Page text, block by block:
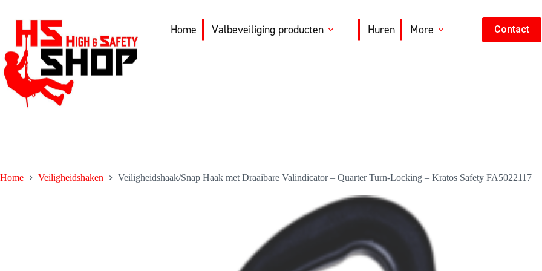
Home Valbeveiliging producten Huren More Contact
Home Veiligheidshaken Veiligheidshaak/Snap Haak met Draaibare Valindicator – Quarter Turn-Locking – Kratos Safety FA5022117